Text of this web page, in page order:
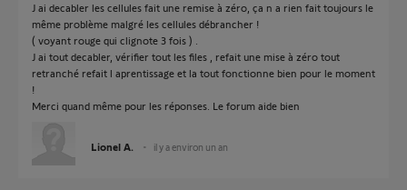
J ai decabler les cellules fait une remise à zéro, ça n a rien fait toujours le
même problème malgré les cellules débrancher !
( voyant rouge qui clignote 3 fois ) .
J ai tout decabler, vérifier tout les files , refait une mise à zéro tout
retranché refait l aprentissage et la tout fonctionne bien pour le moment
!
Merci quand même pour les réponses. Le forum aide bien
Lionel A. il y a environ un an